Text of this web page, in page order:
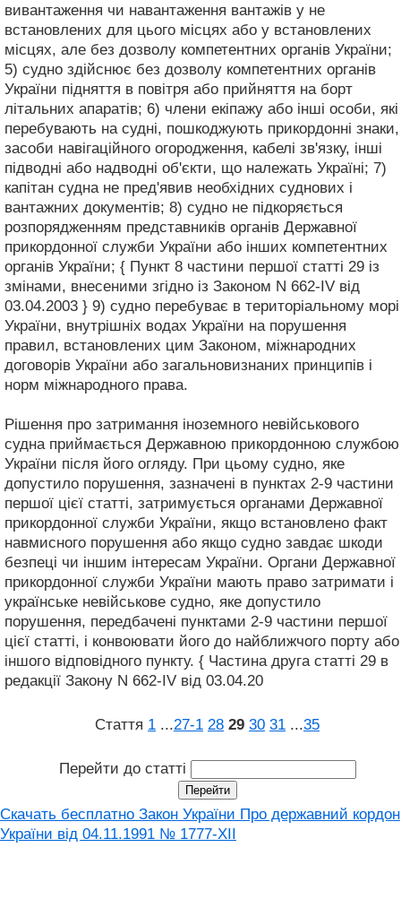
вивантаження чи навантаження вантажів у не
встановлених для цього місцях або у встановлених
місцях, але без дозволу компетентних органів України;
5) судно здійснює без дозволу компетентних органів
України підняття в повітря або прийняття на борт
літальних апаратів; 6) члени екіпажу або інші особи, які
перебувають на судні, пошкоджують прикордонні знаки,
засоби навігаційного огородження, кабелі зв'язку, інші
підводні або надводні об'єкти, що належать Україні; 7)
капітан судна не пред'явив необхідних суднових і
вантажних документів; 8) судно не підкоряється
розпорядженням представників органів Державної
прикордонної служби України або інших компетентних
органів України; { Пункт 8 частини першої статті 29 із
змінами, внесеними згідно із Законом N 662-IV від
03.04.2003 } 9) судно перебуває в територіальному морі
України, внутрішніх водах України на порушення
правил, встановлених цим Законом, міжнародних
договорів України або загальновизнаних принципів і
норм міжнародного права.
Рішення про затримання іноземного невійськового
судна приймається Державною прикордонною службою
України після його огляду. При цьому судно, яке
допустило порушення, зазначені в пунктах 2-9 частини
першої цієї статті, затримується органами Державної
прикордонної служби України, якщо встановлено факт
навмисного порушення або якщо судно завдає шкоди
безпеці чи іншим інтересам України. Органи Державної
прикордонної служби України мають право затримати і
українське невійськове судно, яке допустило
порушення, передбачені пунктами 2-9 частини першої
цієї статті, і конвоювати його до найближчого порту або
іншого відповідного пункту. { Частина друга статті 29 в
редакції Закону N 662-IV від 03.04.20
Стаття 1 ...27‑1 28 29 30 31 ...35
Перейти до статті
Скачать бесплатно Закон України Про державний кордон
України від 04.11.1991 № 1777-XII